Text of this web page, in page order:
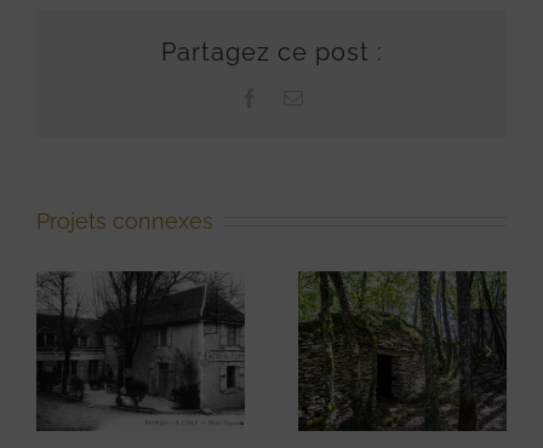
Partagez ce post :
Projets connexes
L’enceinte
fortifiée en
pierres
sèches du
Roc de
Le Périgord